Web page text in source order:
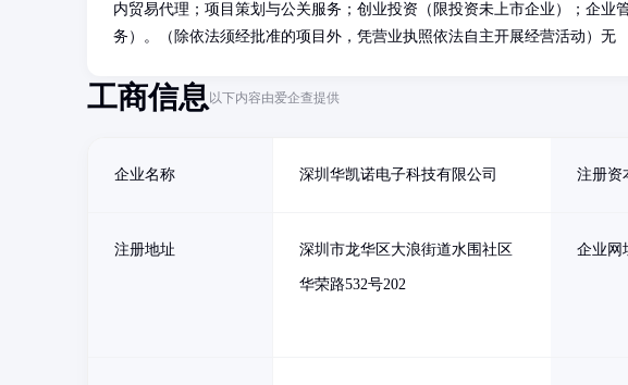
内贸易代理；项目策划与公关服务；创业投资（限投资未上市企业）；企业
务）。（除依法须经批准的项目外，凭营业执照依法自主开展经营活动）无
工商信息以下内容由爱企查提供
企业名称 深圳华凯诺电子科技有限公司 注册资
注册地址 深圳市龙华区大浪街道水围社区
华荣路532号202
企业网